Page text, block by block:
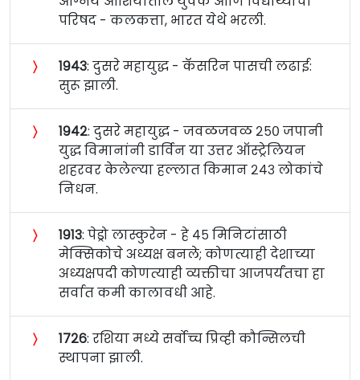
परिषद - कलकत्ता, भारत येथे भरली.
〉 १९४३: दुसरे महायुद्ध - कॅसरिन पासची लढाई:
सुरू झाली.
〉 १९४२: दुसरे महायुद्ध - जवळजवळ २५० जपानी
युद्ध विमानांनी डार्विन या उत्तर ऑस्ट्रेलियन
शहरवर केलेल्या हल्लात किमान २४३ लोकांचे
निधन.
〉 १९१३: पेड्रो लास्कुरेन - हे ४५ मिनिटांसाठी
मेक्सिकोचे अध्यक्ष बनले; कोणत्याही देशाच्या
अध्यक्षपदी कोणत्याही व्यक्तीचा आजपर्यंतचा हा
सर्वात कमी कालावधी आहे.
〉 १७२६: रशिया मध्ये सर्वोच्च प्रिव्ही कौन्सिलची
स्थापना झाली.